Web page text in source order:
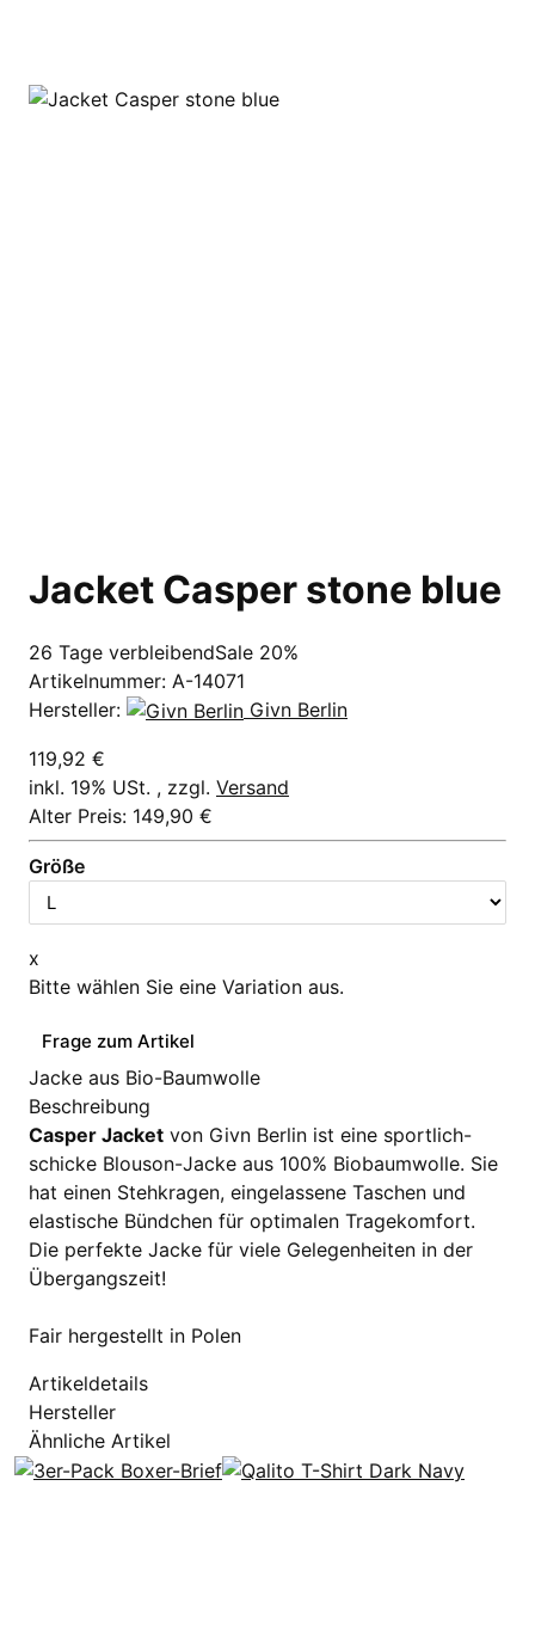
Jacket Casper stone blue
26 Tage verbleibendSale 20%
Artikelnummer: A-14071
Hersteller:
Givn Berlin
119,92 €
inkl. 19% USt. , zzgl. Versand
Alter Preis: 149,90 €
Größe
x
Bitte wählen Sie eine Variation aus.
Frage zum Artikel
Jacke aus Bio-Baumwolle
Beschreibung
Casper Jacket von Givn Berlin ist eine sportlich-
schicke Blouson-Jacke aus 100% Biobaumwolle. Sie
hat einen Stehkragen, eingelassene Taschen und
elastische Bündchen für optimalen Tragekomfort.
Die perfekte Jacke für viele Gelegenheiten in der
Übergangszeit!
Fair hergestellt in Polen
Artikeldetails
Hersteller
Ähnliche Artikel